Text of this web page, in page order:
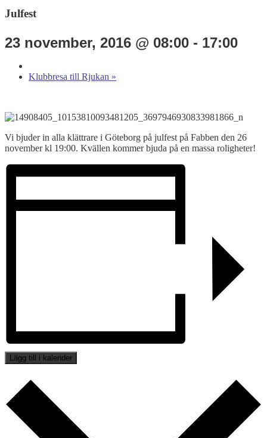
Julfest
23 november, 2016 @ 08:00 - 17:00
Klubbresa till Rjukan »
Vi bjuder in alla klättrare i Göteborg på julfest på Fabben den 26
november kl 19:00. Kvällen kommer bjuda på en massa roligheter!
Lägg till i kalender